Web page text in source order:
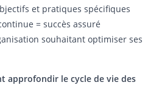
et pratiques spécifiques
= succès assuré
souhaitant optimiser ses
approfondir le cycle de vie des